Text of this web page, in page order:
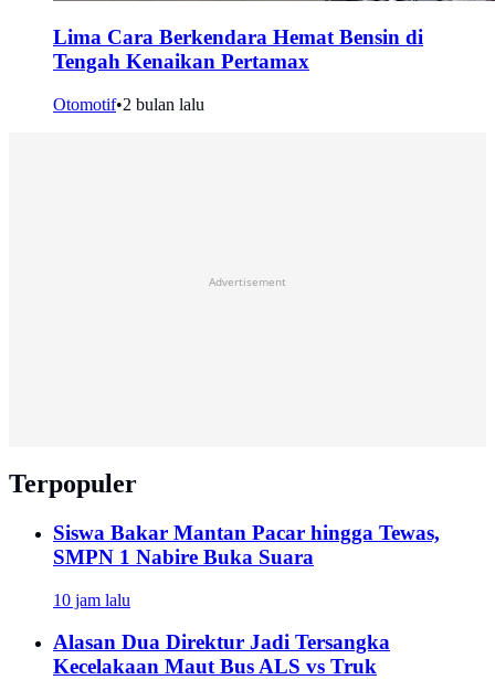
Lima Cara Berkendara Hemat Bensin di
Tengah Kenaikan Pertamax
Otomotif•2 bulan lalu
Advertisement
Terpopuler
Siswa Bakar Mantan Pacar hingga Tewas,
SMPN 1 Nabire Buka Suara
10 jam lalu
Alasan Dua Direktur Jadi Tersangka
Kecelakaan Maut Bus ALS vs Truk